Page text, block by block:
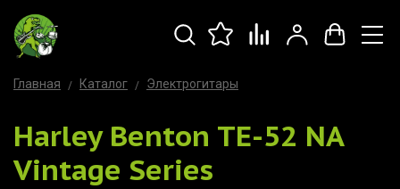
Главная Каталог Электрогитары
Harley Benton TE-52 NA
Vintage Series